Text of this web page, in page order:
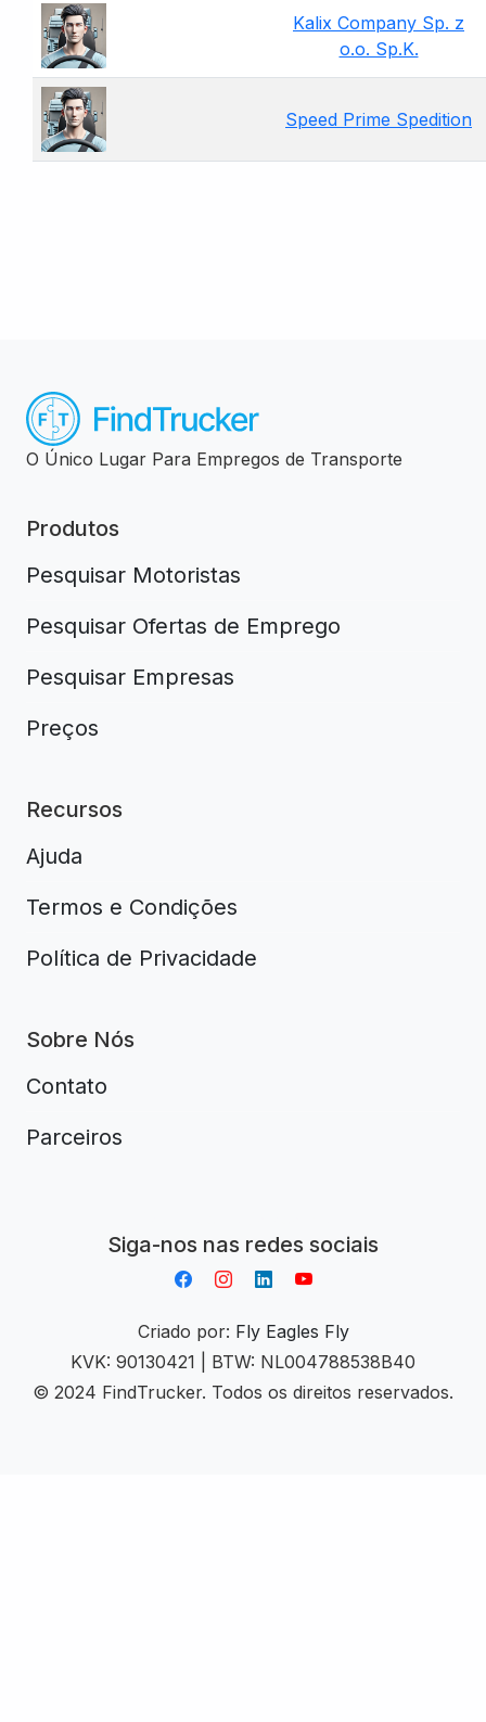
Kalix Company Sp. z
o.o. Sp.K.
Speed Prime Spedition
O Único Lugar Para Empregos de Transporte
Produtos
Pesquisar Motoristas
Pesquisar Ofertas de Emprego
Pesquisar Empresas
Preços
Recursos
Ajuda
Termos e Condições
Política de Privacidade
Sobre Nós
Contato
Parceiros
Siga-nos nas redes sociais
Criado por: Fly Eagles Fly
KVK: 90130421 | BTW: NL004788538B40
© 2024 FindTrucker. Todos os direitos reservados.